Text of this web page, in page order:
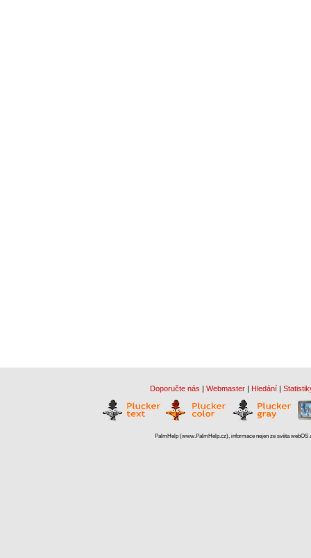
Doporučte nás | Webmaster | Hledání |
PalmHelp (www.PalmHelp.cz), informace nejen ze světa